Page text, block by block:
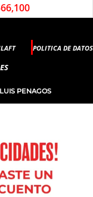
66,100
POLITICA DE DATOS
PENAGOS